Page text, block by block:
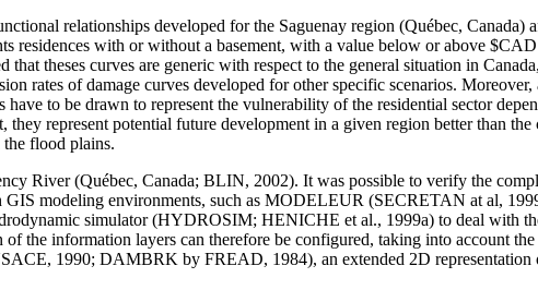
relationships developed for the Saguenay region (Québec,
residences with or without a basement, with a value below or above
that theses curves are generic with respect to the general situation in
rates of damage curves developed for other specific scenarios.
to be drawn to represent the vulnerability of the residential sector
they represent potential future development in a given region better than
flood plains.
River (Québec, Canada; BLIN, 2002). It was possible to verify the
modeling environments, such as MODELEUR (SECRETAN at al,
simulator (HYDROSIM; HENICHE et al., 1999a) to deal with
the information layers can therefore be configured, taking into account
1990; DAMBRK by FREAD, 1984), an extended 2D representation